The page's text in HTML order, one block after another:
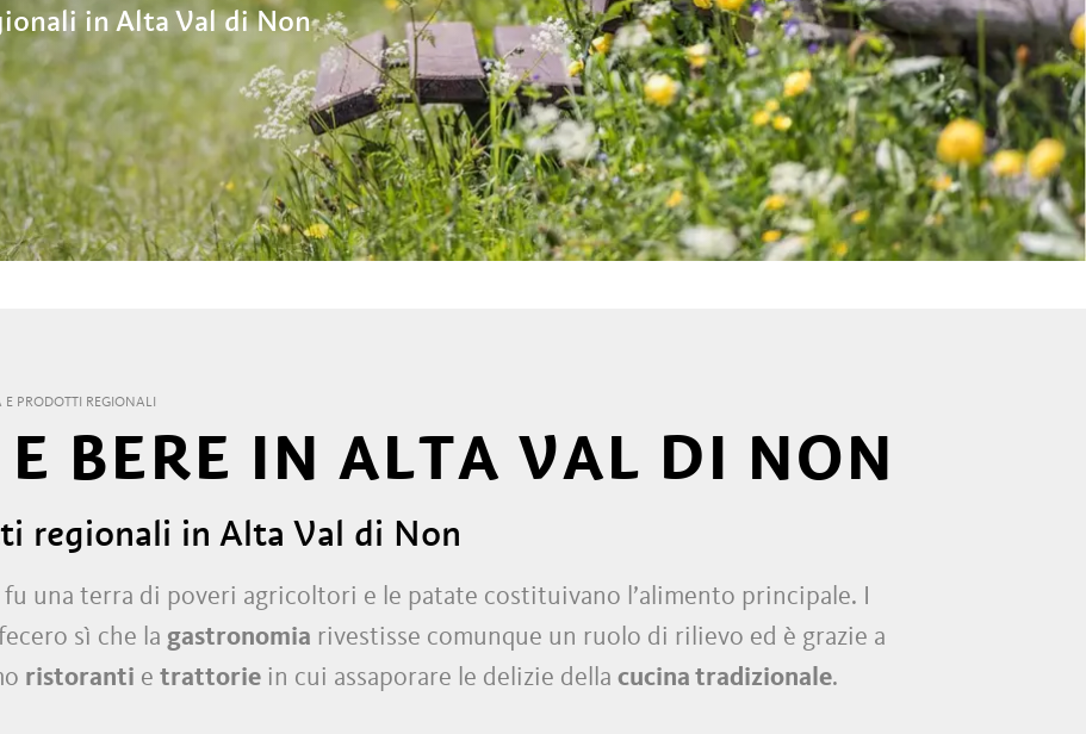
in Alta Val di Non
PRODOTTI REGIONALI
BERE IN ALTA VAL DI NON
regionali in Alta Val di Non
fu una terra di poveri agricoltori e le patate costituivano l’alimento principale. I
sì che la gastronomia rivestisse comunque un ruolo di rilievo ed è grazie a
ristoranti e trattorie in cui assaporare le delizie della cucina tradizionale.